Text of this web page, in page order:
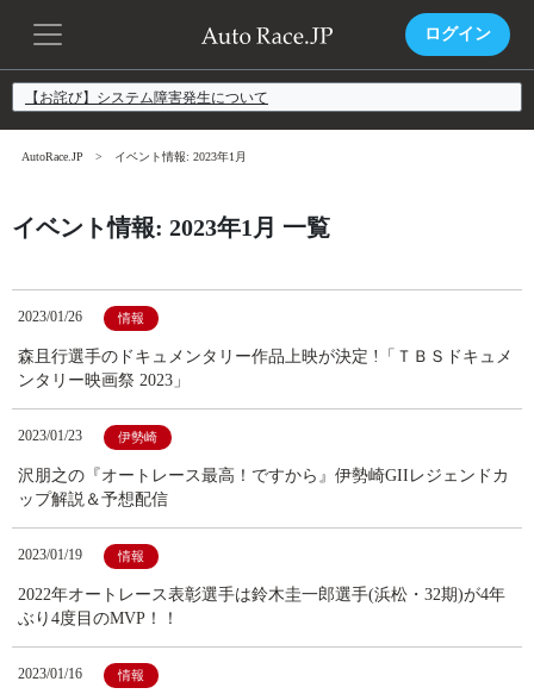
ログイン
【お詫び】システム障害発生について
AutoRace.JP イベント情報: 2023年1月
イベント情報: 2023年1月 一覧
2023/01/26 情報
森且行選手のドキュメンタリー作品上映が決定 !「ＴＢＳドキュメ
ンタリー映画祭 2023」
2023/01/23 伊勢崎
沢朋之の『オートレース最高！ですから』伊勢崎GIIレジェンドカ
ップ解説＆予想配信
2023/01/19 情報
2022年オートレース表彰選手は鈴木圭一郎選手(浜松・32期)が4年
ぶり4度目のMVP！！
2023/01/16 情報